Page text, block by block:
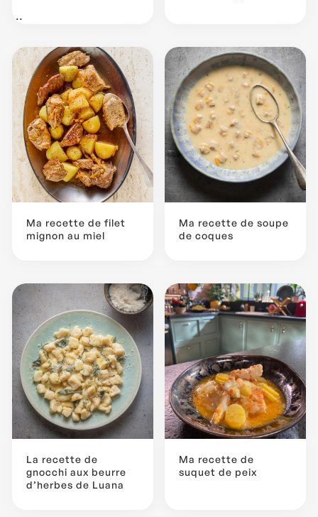
...
Ma recette de filet
mignon au miel
Ma recette de soupe
de coques
La recette de
gnocchi aux beurre
d’herbes de Luana
Ma recette de
suquet de peix